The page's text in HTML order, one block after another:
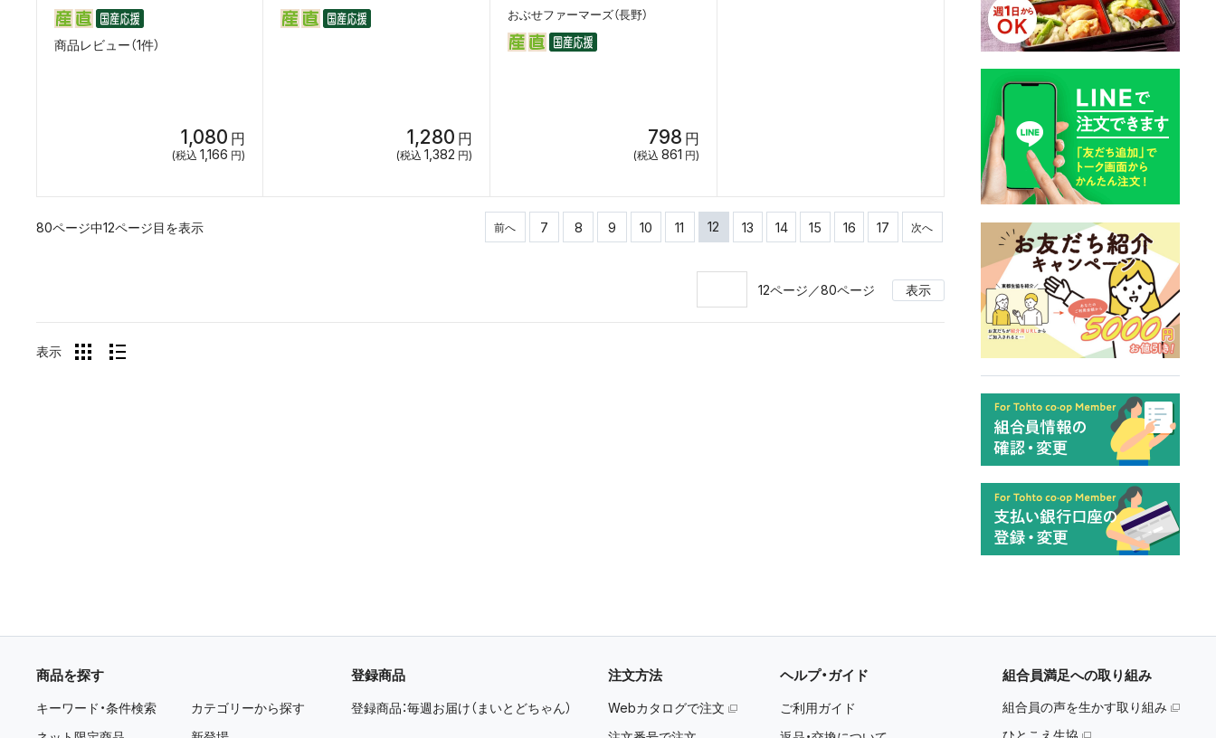
商品レビュー（1件）
1,080 円
(税込 1,166 円)
1,280 円
(税込 1,382 円)
おぶせファーマーズ（長野）
798 円
(税込 861 円)
80ページ中12ページ目を表示 前へ 7 8 9 10 11 12 13 14 15 16 17 次へ
12ページ／80ページ 表示
表示
商品を探す
キーワード・条件検索
カテゴリーから探す
登録商品
登録商品：毎週お届け（まいとどちゃん）
注文方法
Webカタログで注文
ヘルプ・ガイド
ご利用ガイド
組合員満足への取り組み
組合員の声を生かす取り組み